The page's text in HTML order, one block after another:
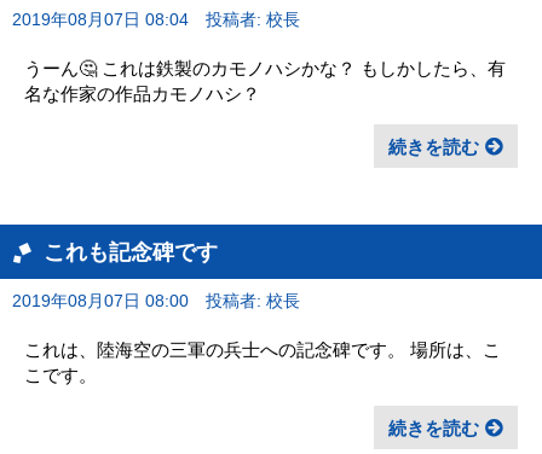
2019年08月07日 08:04 投稿者: 校長
うーん🤔 これは鉄製のカモノハシかな？ もしかしたら、有
名な作家の作品カモノハシ？
続きを読む
これも記念碑です
2019年08月07日 08:00 投稿者: 校長
これは、陸海空の三軍の兵士への記念碑です。 場所は、こ
こです。
続きを読む